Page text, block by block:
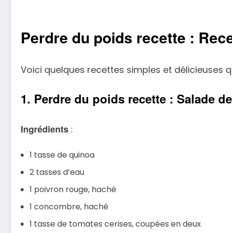
Perdre du poids recette :
Voici quelques recettes simples et délicieuses
1. Perdre du poids recette : Salade
Ingrédients :
1 tasse de quinoa
2 tasses d’eau
1 poivron rouge, haché
1 concombre, haché
1 tasse de tomates cerises, coupées en deux